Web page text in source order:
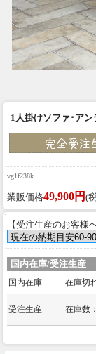
1人掛けソファ･ア
vg1f238k
業販価格49,900円 (
【受注生産のお客様へ
国内在庫/受注生産
国内在庫 在庫切
受注生産 在庫数